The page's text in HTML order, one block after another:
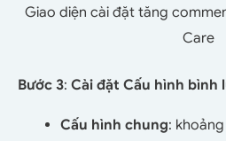
Giao diện cài đặt tăng
Care
Bước 3: Cài đặt Cấu hình bình
Cấu hình chung: